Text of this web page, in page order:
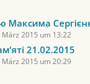
Максима
März 2015 um 13:22
21.02.2015
März 2015 um 20:29